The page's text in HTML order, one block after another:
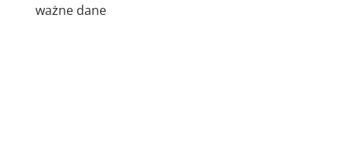
ważne dane